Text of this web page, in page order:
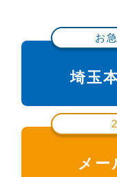
お
埼玉
メ